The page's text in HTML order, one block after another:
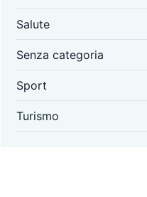
Salute
Senza categoria
Sport
Turismo